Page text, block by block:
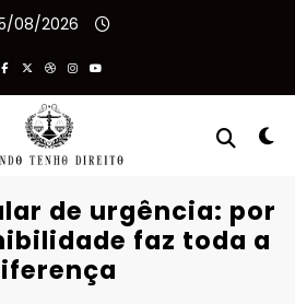
08/2026
de urgência: por
faz toda a